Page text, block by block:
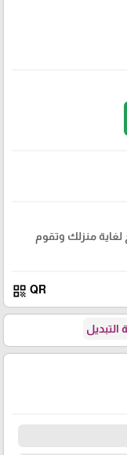
منزلك وتقوم
QR
qr_code
التبديل